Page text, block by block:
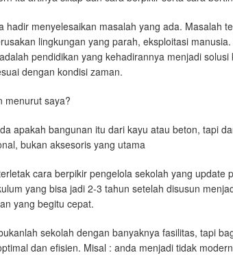
hadir menyelesaikan masalah yang ada. Masalah
lingkungan yang parah, eksploitasi
pendidikan yang kehadirannya menjadi
dengan kondisi zaman.
menurut saya?
apakah bangunan itu dari kayu atau beton, tapi
bukan aksesoris yang utama
cara berpikir pengelola sekolah yang update
yang bisa jadi 2-3 tahun setelah disusun
yang begitu cepat.
sekolah dengan banyaknya fasilitas, tapi
dan efisien. Misal : anda menjadi tidak